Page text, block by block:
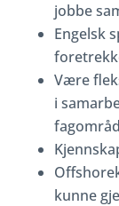
jobbe
Engelsk
Være
i
kunne